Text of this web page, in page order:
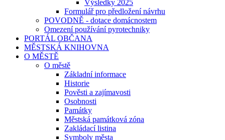
Výsledky 2025
Formulář pro předložení návrhu
POVODNĚ - dotace domácnostem
Omezení používání pyrotechniky
PORTÁL OBČANA
MĚSTSKÁ KNIHOVNA
O MĚSTĚ
O městě
Základní informace
Historie
Pověsti a zajímavosti
Osobnosti
Památky
Městská památková zóna
Zakládací listina
Symboly města